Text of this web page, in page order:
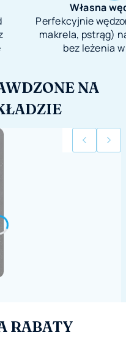
Własna
Perfekcyjnie
makrela, pstrąg)
bez leżenia
NA
RABATY